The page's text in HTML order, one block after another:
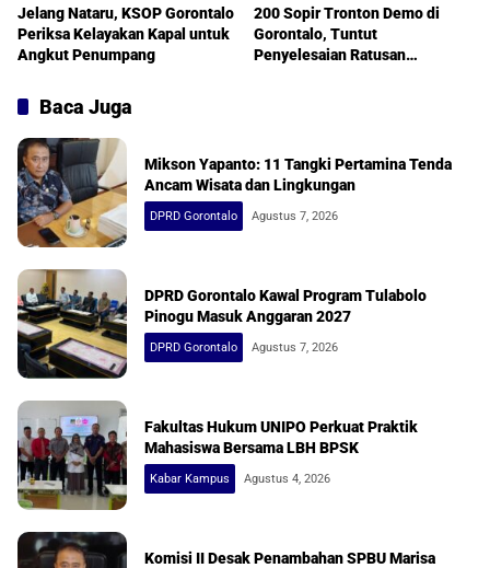
Jelang Nataru, KSOP Gorontalo
Periksa Kelayakan Kapal untuk
Angkut Penumpang
200 Sopir Tronton Demo di
Gorontalo, Tuntut
Penyelesaian Ratusan
Baca Juga
Mikson Yapanto: 11 Tangki Pertamina Tenda
Ancam Wisata dan Lingkungan
DPRD Gorontalo Agustus 7, 2026
DPRD Gorontalo Kawal Program Tulabolo
Pinogu Masuk Anggaran 2027
DPRD Gorontalo Agustus 7, 2026
Fakultas Hukum UNIPO Perkuat Praktik
Mahasiswa Bersama LBH BPSK
Kabar Kampus Agustus 4, 2026
Komisi II Desak Penambahan SPBU Marisa